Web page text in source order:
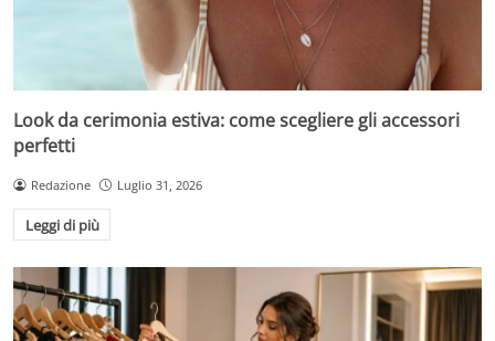
Look da cerimonia estiva: come scegliere gli accessori
perfetti
Redazione Luglio 31, 2026
Leggi di più